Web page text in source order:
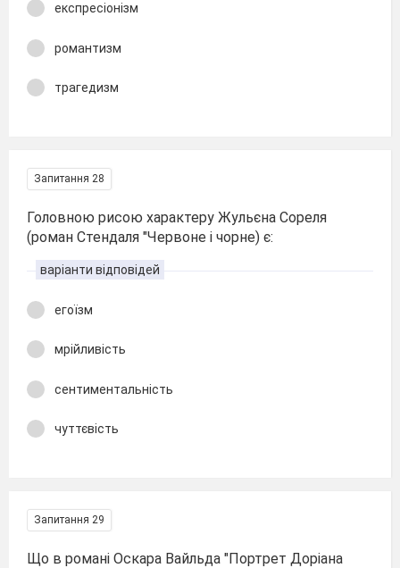
експресіонізм
романтизм
трагедизм
Запитання 28
Головною рисою характеру Жульєна Сореля
(роман Стендаля "Червоне і чорне) є:
варіанти відповідей
егоїзм
мрійливість
сентиментальність
чуттєвість
Запитання 29
Що в романі Оскара Вайльда "Портрет Доріана